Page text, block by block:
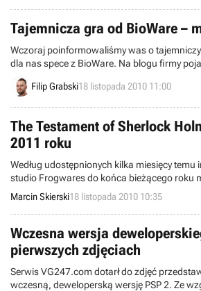
Tajemnicza gra od BioWare –
Wczoraj poinformowaliśmy was o
dla nas spece z BioWare. Na blogu firmy
niewiele później krótki filmik informujący o
grudnia ujawnieniu owego „czegoś”.
Filip Grabski18 listopada 2010 11:00
The Testament of Sherlock
2011 roku
Według udostępnionych kilka miesięcy
studio Frogwares do końca bieżącego roku
nową przygodówkę z Sherlockiem Holmesem
Najnowsze doniesienia wskazują jednak na
odbędzie się na czas.
Marcin Skierski18 listopada 2010 10:35
Wczesna wersja
pierwszych zdjęciach
Serwis VG247.com dotarł do zdjęć
wczesną, deweloperską wersję PSP 2. Ze